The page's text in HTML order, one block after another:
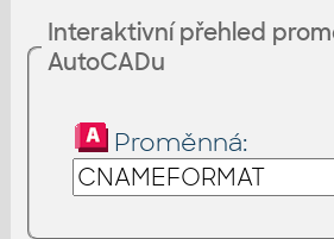
Interaktivní přehled
AutoCADu
Proměnná: